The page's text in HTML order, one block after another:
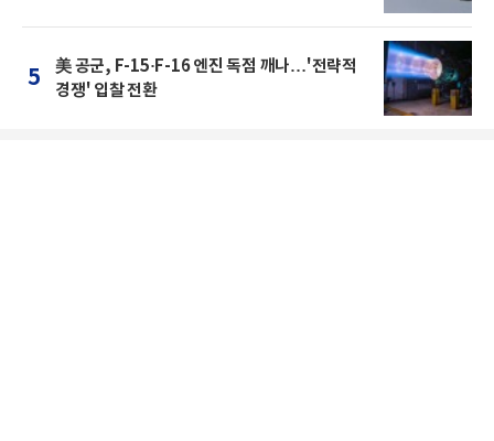
5
美 공군, F-15·F-16 엔진 독점 깨나…'전략적
경쟁' 입찰 전환